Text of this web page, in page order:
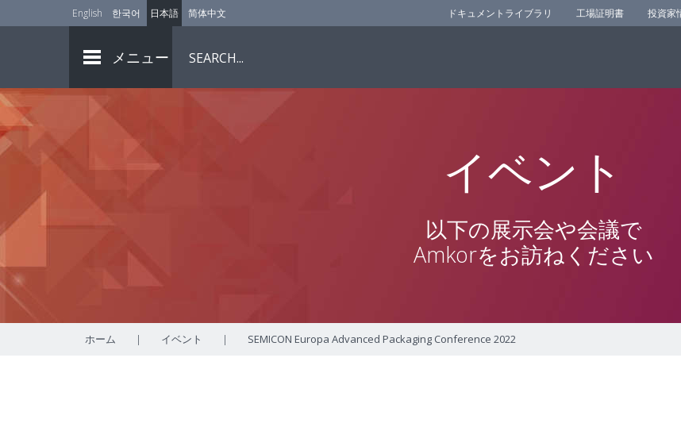
English 한국어 日本語 简体中文 ドキュメントライブラリ 工場証明書 投資家
メニュー
イベント
以下の展示会や会議で
Amkorをお訪ねください
ホーム | イベント | SEMICON Europa Advanced Packaging Conference 2022